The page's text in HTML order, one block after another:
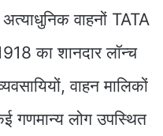
वाहनों TATA
का शानदार लॉन्च
वाहन मालिकों
गणमान्य लोग उपस्थित